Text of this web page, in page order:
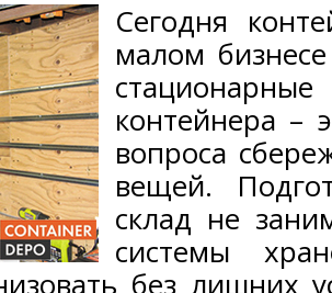
Сегодня
малом
контейнера –
вопроса
вещей.
склад не
системы
без лишних